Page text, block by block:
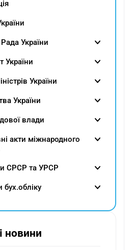
України
України
України
України
влади
акти міжнародного
СРСР та УРСР
бух.обліку
новини